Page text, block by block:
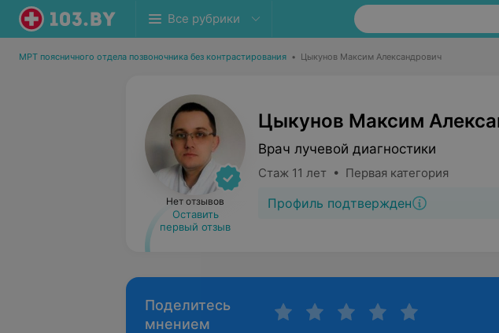
Все рубрики
МРТ поясничного отдела позвоночника без контрастирования • Цыкунов Максим Александрович
Нет отзывов
Оставить
первый отзыв
Цыкунов Максим
Врач лучевой диагностики
Стаж 11 лет • Первая категория
Профиль подтвержден
Поделитесь
мнением